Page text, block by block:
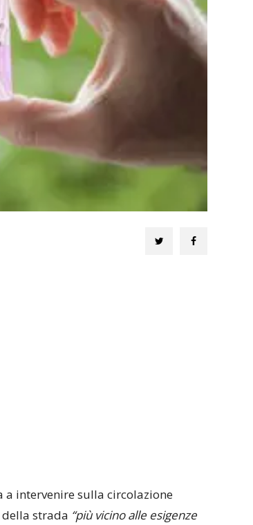
a intervenire sulla circolazione
strada “più vicino alle esigenze